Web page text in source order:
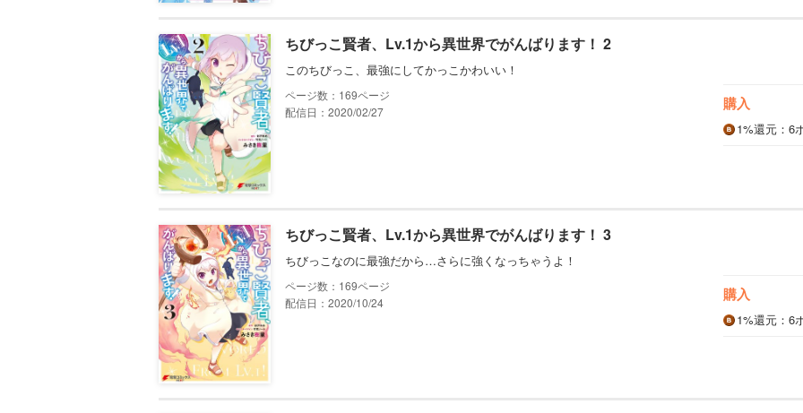
ちびっこ賢者、Lv.1から異世界でがんばります！ 2
このちびっこ、最強にしてかっこかわいい！
169
配信日：2020/02/27
購入
1%還元 ：6
ちびっこ賢者、Lv.1から異世界でがんばります！ 3
ちびっこなのに最強だから…さらに強くなっちゃうよ！
169
配信日：2020/10/24
購入
1%還元 ：6